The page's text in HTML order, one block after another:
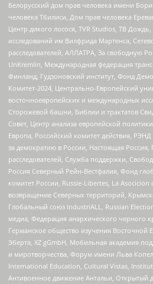
Белорусский дом прав человека имени
человека Тбилиси, Дом прав человека
Центр дикого лосося, TVR Studios, ТВ
исследований им Вилфрида Мартенса,
расследователей, АЛЛАТРА, За свободную
UnKremlin, Международная федерация
Финланд, Гудзоновский институт, Фонд
Комитет-2024, Центрально-Европейский
восточноевропейских и международных
Сторожевой башни, Библии и трактатов
Совет, Центр анализа европейской
Европа, Российский комитет действия,
за демократию в России, Настоящая Россия,
расследователей, Служба поддержки,
Россия Северный Рейн-Вестфалия, Фонд
комитет России, Russie-Libertes, La Asocicion
возвращение Северных территорий,
Глобальный союз IndustriALL, Russian
медиа, Федерация анархического черного
Германское общество изучения
Эберта, XZ gGmbH, Мобильная академия
и миротворчества, Форум имени Льва
International Education, Cultural Vistas,
Антивоенное движение Антальи, Открытый